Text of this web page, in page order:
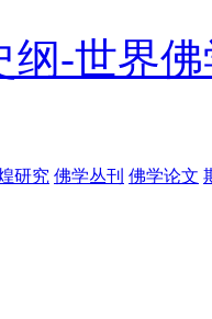
纲-世界
研究 佛学丛刊 佛学论文